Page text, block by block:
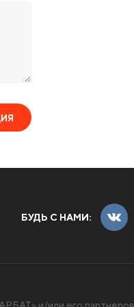
БУДЬ С НАМИ: